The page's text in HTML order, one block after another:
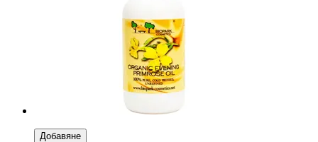
Добавяне